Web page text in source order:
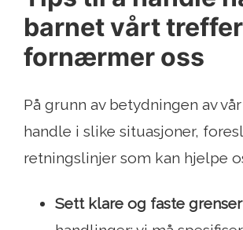
barnet vårt
fornærmer oss
På grunn av betydningen av
handle i slike situasjoner,
retningslinjer som kan hjelpe
Sett klare og faste grenser